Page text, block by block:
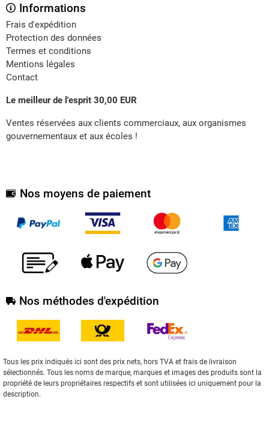
Informations
Frais d'expédition
Protection des données
Termes et conditions
Mentions légales
Contact
Le meilleur de l'esprit 30,00 EUR
Ventes réservées aux clients commerciaux, aux organismes
gouvernementaux et aux écoles !
Nos moyens de paiement
Nos méthodes d'expédition
Tous les prix indiqués ici sont des prix nets, hors TVA et frais de livraison
sélectionnés. Tous les noms de marque, marques et images des produits sont la
propriété de leurs propriétaires respectifs et sont utilisées ici uniquement pour la
description.